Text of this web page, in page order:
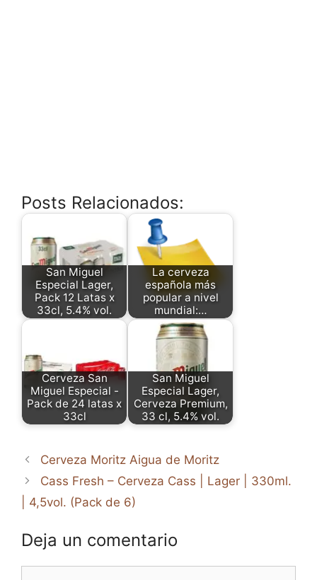
Posts Relacionados:
San Miguel
Especial Lager,
Pack 12 Latas x
33cl, 5.4% vol.
La cerveza
española más
popular a nivel
mundial:…
Cerveza San
Miguel Especial -
Pack de 24 latas x
33cl
San Miguel
Especial Lager,
Cerveza Premium,
33 cl, 5.4% vol.
Cerveza Moritz Aigua de Moritz
Cass Fresh – Cerveza Cass | Lager | 330ml.
| 4,5vol. (Pack de 6)
Deja un comentario